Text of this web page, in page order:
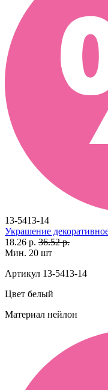
13-5413-14
Украшение
18.26 р. 36.52 р.
Мин. 20 шт
Артикул 13-5413-14
Цвет белый
Материал нейлон